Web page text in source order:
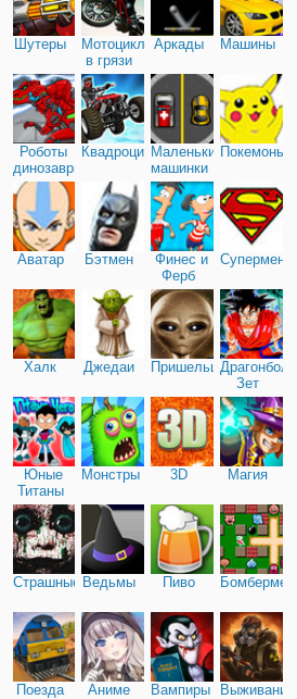
Шутеры
Мотоциклы
в грязи
Аркады Машины
Роботы
динозавры
КвадроциклыМаленькие
машинки
Покемоны
Аватар Бэтмен
Финес и
Ферб
Супермен
Халк Джедаи ПришельцыДрагонболл
Зет
Юные
Титаны
Монстры 3D Магия
Страшные Ведьмы Пиво Бомбермен
Поезда Аниме Вампиры Выживание